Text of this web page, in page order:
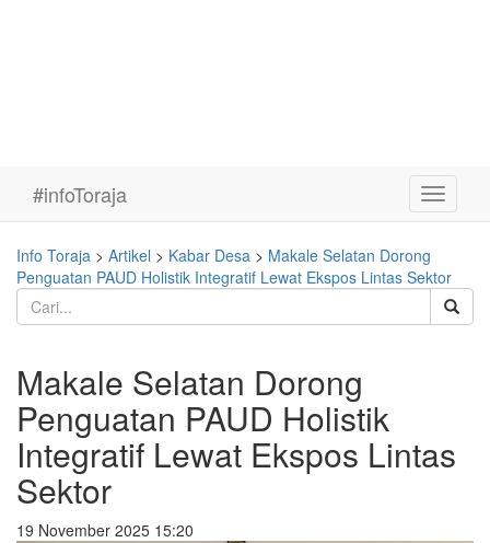
Toggle
#infoToraja
Info Toraja > Artikel > Kabar Desa > Makale Selatan Dorong
Penguatan PAUD Holistik Integratif Lewat Ekspos Lintas Sektor
Makale Selatan Dorong
Penguatan PAUD Holistik
Integratif Lewat Ekspos Lintas
Sektor
19 November 2025 15:20